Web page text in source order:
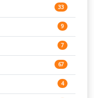
14
14
15
219
11
33
9
7
67
4